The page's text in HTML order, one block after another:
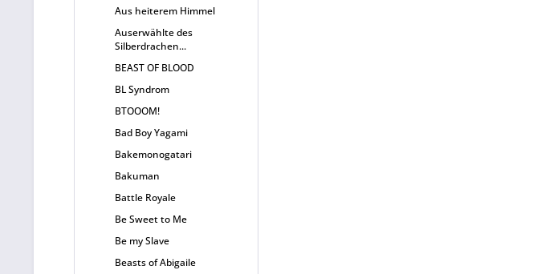
Aus heiterem Himmel
Auserwählte des
Silberdrachen...
BEAST OF BLOOD
BL Syndrom
BTOOOM!
Bad Boy Yagami
Bakemonogatari
Bakuman
Battle Royale
Be Sweet to Me
Be my Slave
Beasts of Abigaile